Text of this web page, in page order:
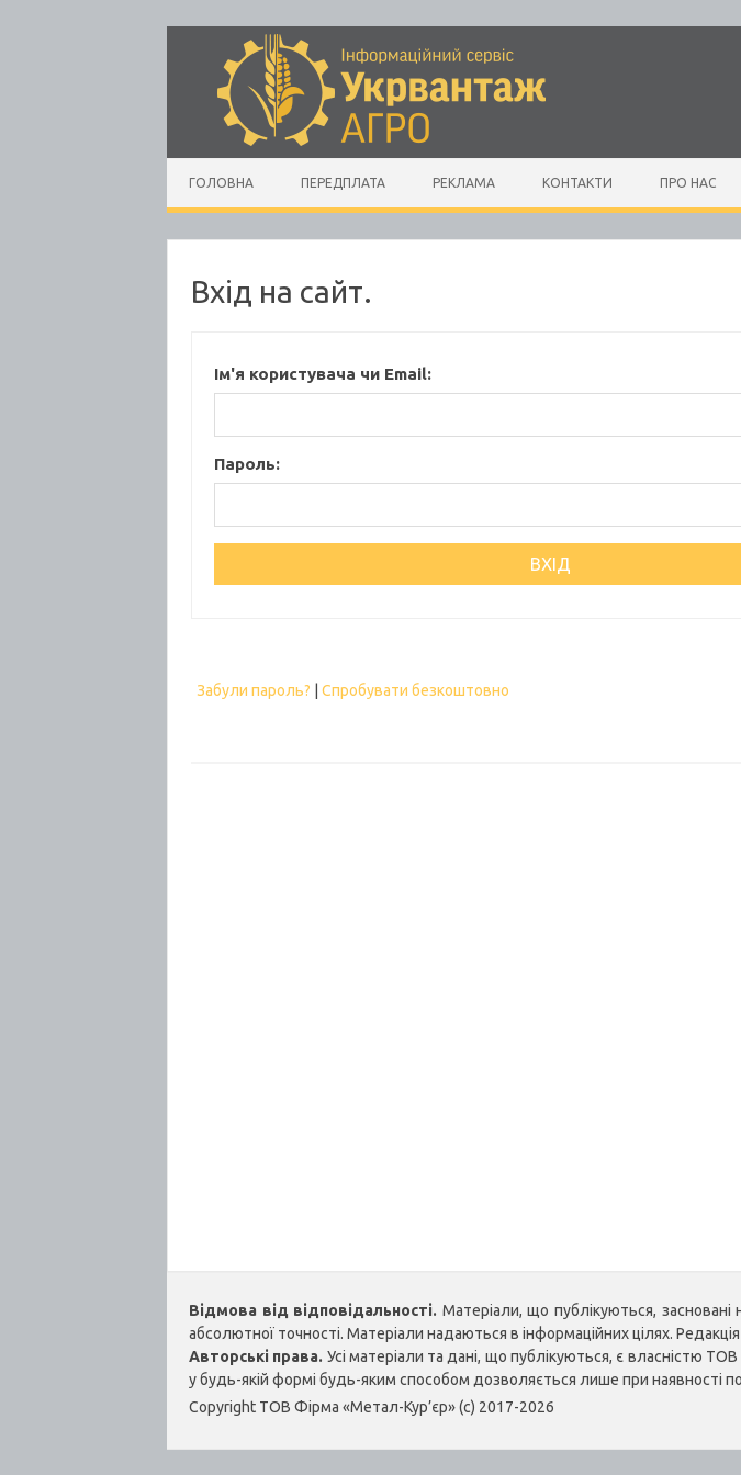
Skip to content
ГОЛОВНА ПЕРЕДПЛАТА РЕКЛАМА КОНТАКТИ ПРО НАС
Вхід на сайт.
Ім'я користувача чи Email:
Пароль:
Забули пароль? Спробувати безкоштовно
Відмова від відповідальності. Матеріали, що публікуються, засновані
абсолютної точності. Матеріали надаються в інформаційних цілях.
Авторські права. Усі матеріали та дані, що публікуються, є власністю
у будь-якій формі будь-яким способом дозволяється лише при наявності
Copyright ТОВ Фірма «Метал-Кур’єр» (c) 2017-2026